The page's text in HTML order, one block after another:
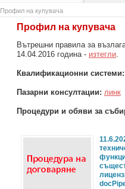
Профил на купувача
Профил на купувача
Вътрешни правила за
14.04.2016 година - изтегли.
Квалификационни
Пазарни консултации: линк
Процедури и обяви за